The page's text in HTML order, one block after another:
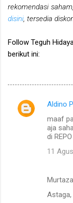
rekomendasi
disini , tersedia
Follow Teguh
berikut ini:
K
Aldino
maaf
aja
di
11
Astaga,